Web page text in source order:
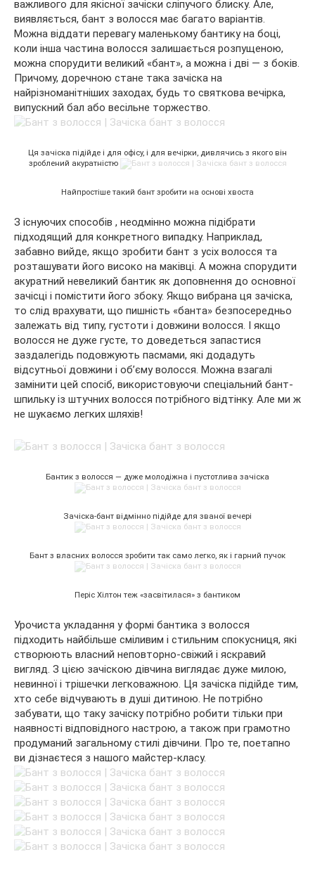
важливого для якісної зачіски сліпучого блиску. Але,
виявляється, бант з волосся має багато варіантів.
Можна віддати перевагу маленькому бантику на боці,
коли інша частина волосся залишається розпущеною,
можна спорудити великий «бант», а можна і дві — з боків.
Причому, доречною стане така зачіска на
найрізноманітніших заходах, будь то святкова вечірка,
випускний бал або весільне торжество.
Ця зачіска підійде і для офісу, і для вечірки, дивлячись з якого він
зроблений акуратністю
Найпростіше такий бант зробити на основі хвоста
З існуючих способів , неодмінно можна підібрати
підходящий для конкретного випадку. Наприклад,
забавно вийде, якщо зробити бант з усіх волосся та
розташувати його високо на маківці. А можна спорудити
акуратний невеликий бантик як доповнення до основної
зачісці і помістити його збоку. Якщо вибрана ця зачіска,
то слід врахувати, що пишність «банта» безпосередньо
залежать від типу, густоти і довжини волосся. І якщо
волосся не дуже густе, то доведеться запастися
заздалегідь подовжують пасмами, які додадуть
відсутньої довжини і об’єму волосся. Можна взагалі
замінити цей спосіб, використовуючи спеціальний бант-
шпильку із штучних волосся потрібного відтінку. Але ми ж
не шукаємо легких шляхів!
Бантик з волосся — дуже молодіжна і пустотлива зачіска
Зачіска-бант відмінно підійде для званої вечері
Бант з власних волосся зробити так само легко, як і гарний пучок
Періс Хілтон теж «засвітилася» з бантиком
Урочиста укладання у формі бантика з волосся
підходить найбільше сміливим і стильним спокусниця, які
створюють власний неповторно-свіжий і яскравий
вигляд. З цією зачіскою дівчина виглядає дуже милою,
невинної і трішечки легковажною. Ця зачіска підійде тим,
хто себе відчувають в душі дитиною. Не потрібно
забувати, що таку зачіску потрібно робити тільки при
наявності відповідного настрою, а також при грамотно
продуманий загальному стилі дівчини. Про те, поетапно
ви дізнаєтеся з нашого майстер-класу.